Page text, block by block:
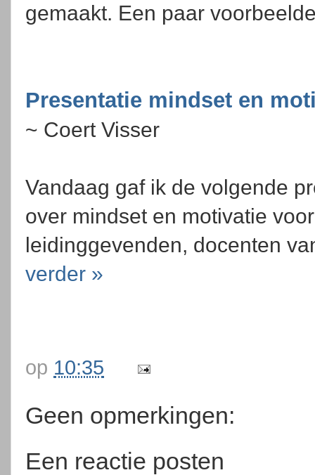
gemaakt. Een paar
Presentatie mindset en
~ Coert Visser
Vandaag gaf ik de volgende
over mindset en motivatie
leidinggevenden, docenten
verder »
op 10:35
Geen opmerkingen:
Een reactie posten